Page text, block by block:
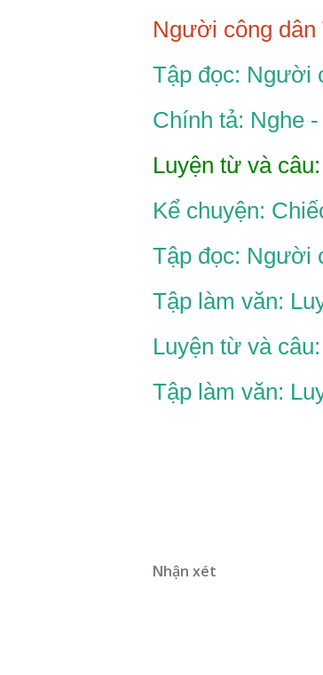
Người công dân
Tập đọc: Người
Chính tả: Nghe
Luyện từ và
Kể chuyện:
Tập đọc: Người
Tập làm văn:
Luyện từ và
Tập làm văn:
Nhận xét